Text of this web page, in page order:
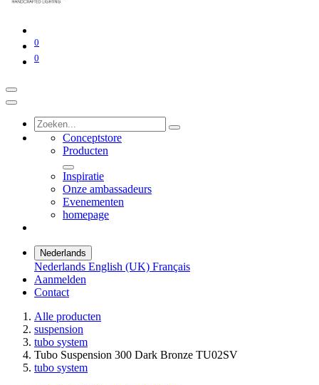
0
0
Conceptstore
Producten
Inspiratie
Onze ambassadeurs
Evenementen
homepage
Nederlands
Nederlands English (UK) Français
Aanmelden
Contact
Alle producten
suspension
tubo system
Tubo Suspension 300 Dark Bronze TU02SV
tubo system